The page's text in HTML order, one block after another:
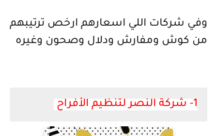
من كوش ومفارش ودلال وصحون وغيره
1- شركة النصر لتنظيم الأفراح